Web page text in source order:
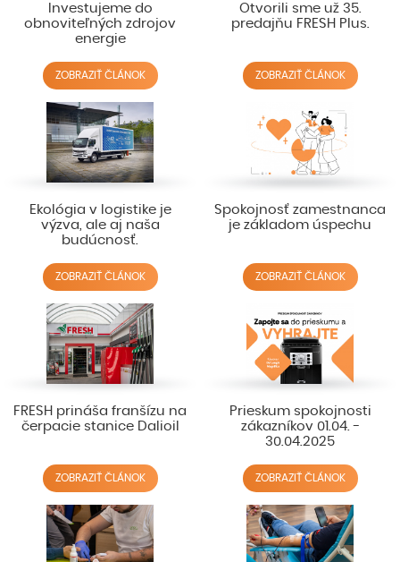
Investujeme do
obnoviteľných zdrojov
energie
ZOBRAZIŤ ČLÁNOK
Otvorili sme už 35.
predajňu FRESH Plus.
ZOBRAZIŤ ČLÁNOK
Ekológia v logistike je
výzva, ale aj naša
budúcnosť.
ZOBRAZIŤ ČLÁNOK
Spokojnosť zamestnanca
je základom úspechu
ZOBRAZIŤ ČLÁNOK
FRESH prináša franšízu na
čerpacie stanice Dalioil
ZOBRAZIŤ ČLÁNOK
Prieskum spokojnosti
zákazníkov 01.04. -
30.04.2025
ZOBRAZIŤ ČLÁNOK